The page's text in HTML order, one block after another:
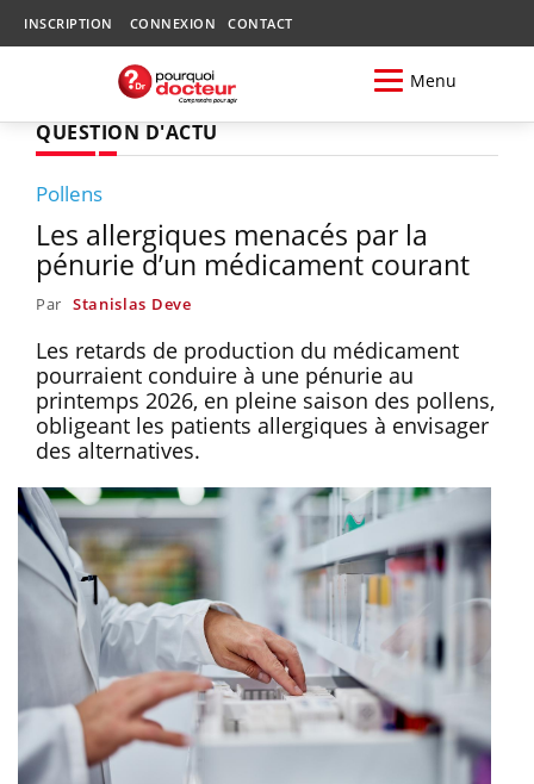
INSCRIPTION CONNEXION CONTACT
Menu
QUESTION D'ACTU
Pollens
Les allergiques menacés par la
pénurie d’un médicament courant
Par Stanislas Deve
Les retards de production du médicament
pourraient conduire à une pénurie au
printemps 2026, en pleine saison des pollens,
obligeant les patients allergiques à envisager
des alternatives.